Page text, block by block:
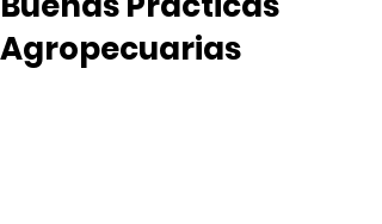
Agropecuarias